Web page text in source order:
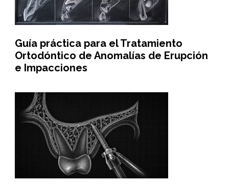
Guía práctica para el Tratamiento
Ortodóntico de Anomalías de Erupción
e Impacciones